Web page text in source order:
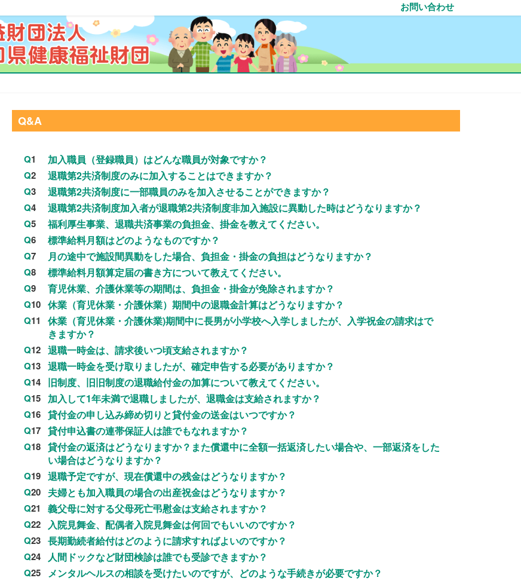
お問い合わせ
Q&A
Q1 加入職員（登録職員）はどんな職員が対象ですか？
Q2 退職第2共済制度のみに加入することはできますか？
Q3 退職第2共済制度に一部職員のみを加入させることができますか？
Q4 退職第2共済制度加入者が退職第2共済制度非加入施設に異動した時はどうなりますか？
Q5 福利厚生事業、退職共済事業の負担金、掛金を教えてください。
Q6 標準給料月額はどのようなものですか？
Q7 月の途中で施設間異動をした場合、負担金・掛金の負担はどうなりますか？
Q8 標準給料月額算定届の書き方について教えてください。
Q9 育児休業、介護休業等の期間は、負担金・掛金が免除されますか？
Q10 休業（育児休業・介護休業）期間中の退職金計算はどうなりますか？
Q11
休業（育児休業・介護休業)期間中に長男が小学校へ入学しましたが、入学祝金の請求はで
きますか？
Q12 退職一時金は、請求後いつ頃支給されますか？
Q13 退職一時金を受け取りましたが、確定申告する必要がありますか？
Q14 旧制度、旧旧制度の退職給付金の加算について教えてください。
Q15 加入して1年未満で退職しましたが、退職金は支給されますか？
Q16 貸付金の申し込み締め切りと貸付金の送金はいつですか？
Q17 貸付申込書の連帯保証人は誰でもなれますか？
Q18 貸付金の返済はどうなりますか？また償還中に全額一括返済したい場合や、一部返済をした
い場合はどうなりますか？
Q19 退職予定ですが、現在償還中の残金はどうなりますか？
Q20 夫婦とも加入職員の場合の出産祝金はどうなりますか？
Q21 義父母に対する父母死亡弔慰金は支給されますか？
Q22 入院見舞金、配偶者入院見舞金は何回でもいいのですか？
Q23 長期勤続者給付はどのように請求すればよいのですか？
Q24 人間ドックなど財団検診は誰でも受診できますか？
Q25 メンタルヘルスの相談を受けたいのですが、どのような手続きが必要ですか？